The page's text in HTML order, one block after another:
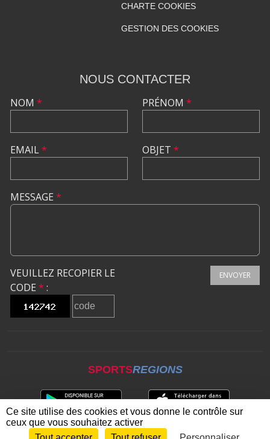
CHARTE COOKIES
GESTION DES COOKIES
NOUS CONTACTER
NOM *
EMAIL*
PRÉNOM *
OBJET *
MESSAGE *
VEUILLEZ RECOPIER LE
CODE * :
ENVOYER
SPORTSREGIONS
Ce site utilise des cookies et vous donne le contrôle sur
ceux que vous souhaitez activer